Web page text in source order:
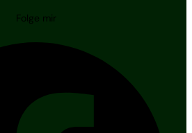
Folge mir